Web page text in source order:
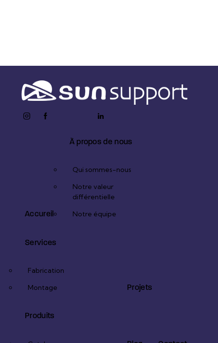
instagramfacebook- youtube2
linkedin
Accureil
À propos de nous
Qui sommes-nous
Notre valeur
différentielle
Notre équipe
Services
Fabrication
Montage
Projets
Produits